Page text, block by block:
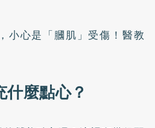
小心是「膕肌」受傷！醫教
麼點心？